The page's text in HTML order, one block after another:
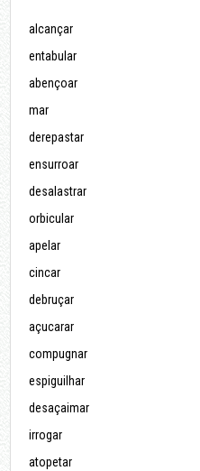
alcançar
entabular
abençoar
mar
derepastar
ensurroar
desalastrar
orbicular
apelar
cincar
debruçar
açucarar
compugnar
espiguilhar
desaçaimar
irrogar
atopetar